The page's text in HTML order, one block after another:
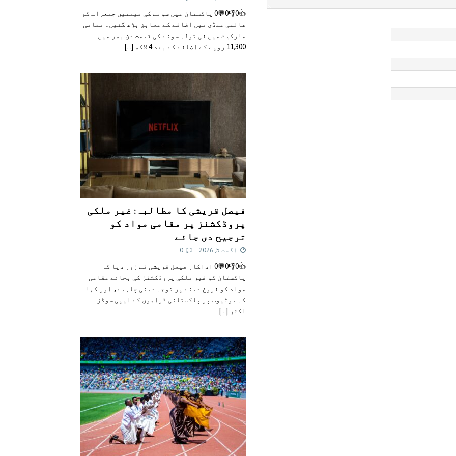
👍0👎0💬0 پاکستان میں سونے کی قیمتیں جمعرات کو
عالمی منڈی میں اضافے کے مطابق بڑھ گئیں۔ مقامی
مارکیٹ میں فی تولہ سونے کی قیمت دن بھر میں
11,300 روپے کے اضافے کے بعد 4 لاکھ
[...]
فیصل قریشی کا مطالبہ: غیر ملکی
پروڈکشنز پر مقامی مواد کو
ترجیح دی جائے
اگست 5, 2026 0
👍0👎0💬0 اداکار فیصل قریشی نے زور دیا کہ
پاکستان کو غیر ملکی پروڈکشنز کی بجائے مقامی
مواد کو فروغ دینے پر توجہ دینی چاہیے، اور کہا
کہ یوٹیوب پر پاکستانی ڈراموں کے ایپی سوڈز
اکثر
[...]